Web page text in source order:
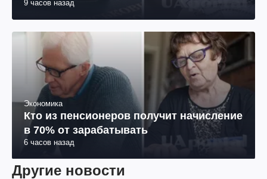
9 часов назад
Экономика
Кто из пенсионеров получит начисление
в 70% от зарабатывать
6 часов назад
Другие новости